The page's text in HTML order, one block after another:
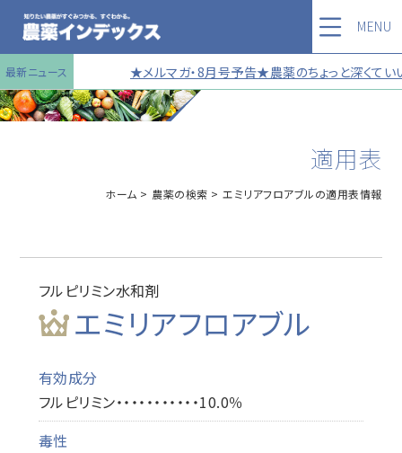
最新ニュース ★メルマガ・8月号予告★農薬のちょっと深く
MENU
適用表
ホーム 農薬の検索 エミリアフロアブルの適用表情報
フルピリミン水和剤
エミリアフロアブル
有効成分
フルピリミン・・・・・・・・・・・10.0％
毒性